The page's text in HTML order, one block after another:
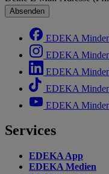
Absenden
EDEKA
EDEKA
EDEKA
EDEKA
EDEKA
Services
EDEKA App
EDEKA Medien